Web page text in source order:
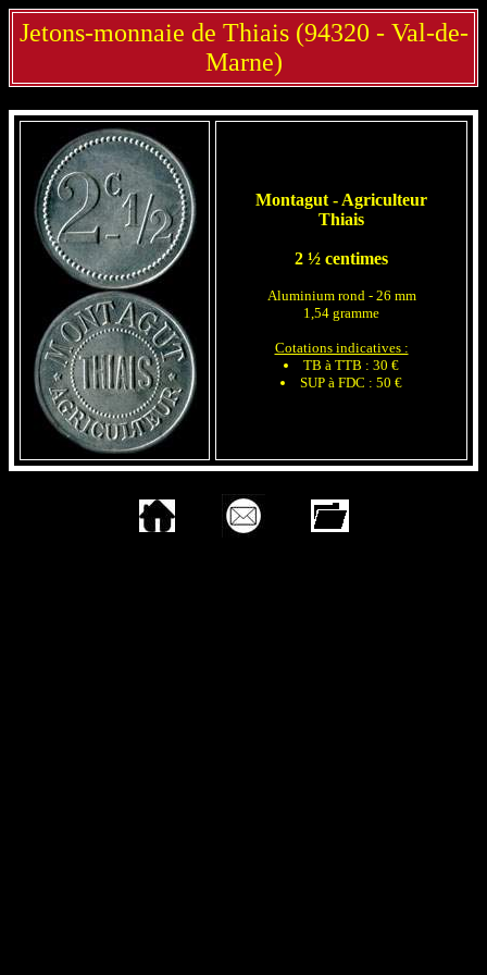
Jetons-monnaie de Thiais (94320 - Val-de-
Marne)
Montagut - Agriculteur
Thiais
2 ½ centimes
Aluminium rond - 26 mm
1,54 gramme
Cotations indicatives :
TB à TTB : 30 €
SUP à FDC : 50 €